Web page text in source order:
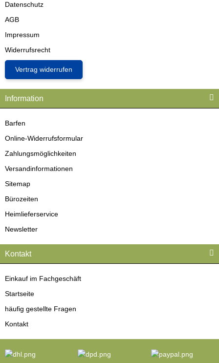
Datenschutz
AGB
Impressum
Widerrufsrecht
Vertrag widerrufen
Information
Barfen
Online-Widerrufsformular
Zahlungsmöglichkeiten
Versandinformationen
Sitemap
Bürozeiten
Heimlieferservice
Newsletter
Kontakt
Einkauf im Fachgeschäft
Startseite
häufig gestellte Fragen
Kontakt